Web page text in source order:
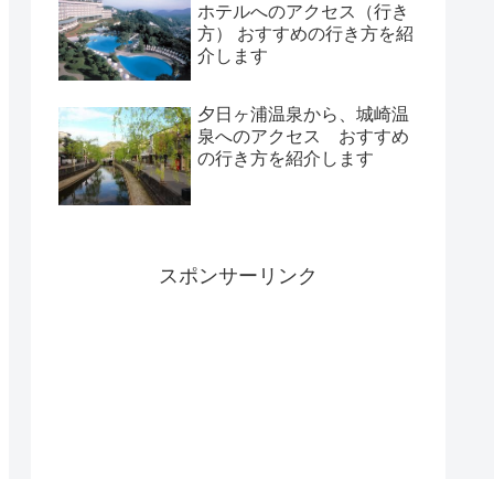
ホテルへのアクセス（行き
方） おすすめの行き方を紹
介します
夕日ヶ浦温泉から、城崎温
泉へのアクセス おすすめ
の行き方を紹介します
スポンサーリンク